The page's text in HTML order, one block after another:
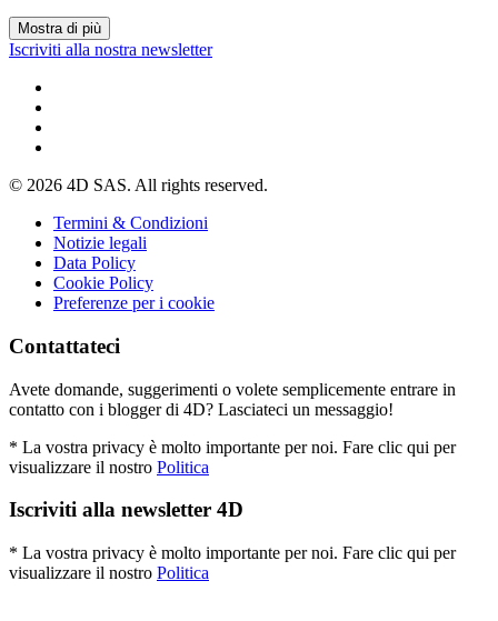
Mostra di più
Iscriviti alla nostra newsletter
© 2026 4D SAS. All rights reserved.
Termini & Condizioni
Notizie legali
Data Policy
Cookie Policy
Preferenze per i cookie
Contattateci
Avete domande, suggerimenti o volete semplicemente entrare in
contatto con i blogger di 4D? Lasciateci un messaggio!
* La vostra privacy è molto importante per noi. Fare clic qui per
visualizzare il nostro Politica
Iscriviti alla newsletter 4D
* La vostra privacy è molto importante per noi. Fare clic qui per
visualizzare il nostro Politica